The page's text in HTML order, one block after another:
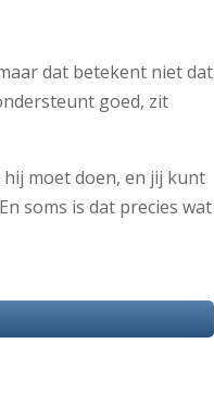
dat betekent niet dat
goed, zit
hij moet doen, en jij kunt
soms is dat precies wat